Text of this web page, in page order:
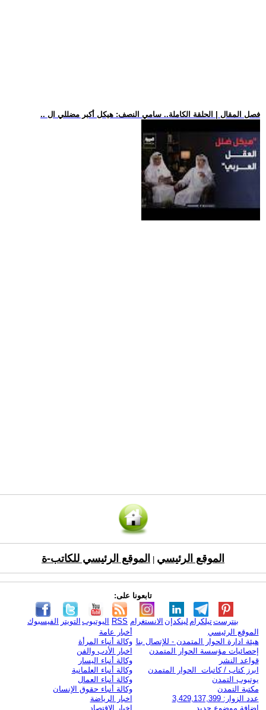
.. فصل المقال | الحلقة الكاملة.. سامي النصف: هيكل أكبر مضللي ال
الموقع الرئيسي الموقع الرئيسي للكاتب-ة
تابعونا على:
الفيسبوك التويتر اليوتيوب RSS الانستغرام لينكدإن تيلكرامبنترست
الموقع الرئيسي
هيئة ادارة الحوار المتمدن - للإتصال بنا
إحصائيات مؤسسة الحوار المتمدن
قواعد النشر
ابرز كتاب / كاتبات الحوار المتمدن
يوتيوب التمدن
مكتبة التمدن
عدد الزوار: 3,429,137,399
اضافة موضوع جديد
أخبار عامة
وكالة أنباء المرأة
اخبار الأدب والفن
وكالة أنباء اليسار
وكالة أنباء العلمانية
وكالة أنباء العمال
وكالة أنباء حقوق الإنسان
اخبار الرياضة
اخبار الاقتصاد